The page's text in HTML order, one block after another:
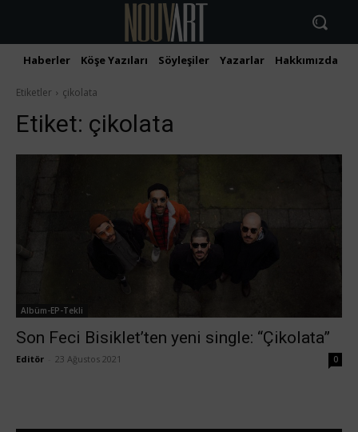
Haberler Köşe Yazıları Söyleşiler Yazarlar Hakkımızda
Etiketler çikolata
Etiket: çikolata
Albüm-EP-Tekli
Son Feci Bisiklet’ten yeni single: “Çikolata”
Editör 23 Ağustos 2021 0